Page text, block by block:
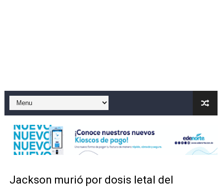
Operativo en Barahona: desmantelan fábrica de
Autoridades indagan muerte de mujer en La Zurza,
Accidente en Verón deja un motorista fallecido y otra
Discusión familiar termina en muerte de un joven en
Jackson murió por dosis letal del